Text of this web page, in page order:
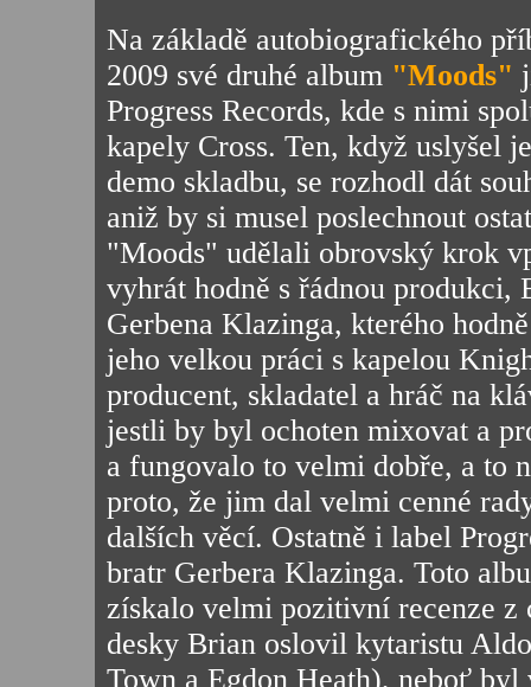
Na základě autobiografického
2009 své druhé album "Moods"
Progress Records, kde s nimi
kapely Cross. Ten, když uslyšel
demo skladbu, se rozhodl dát
aniž by si musel poslechnout
"Moods" udělali obrovský krok
vyhrát hodně s řádnou produkci,
Gerbena Klazinga, kterého
jeho velkou práci s kapelou
producent, skladatel a hráč na
jestli by byl ochoten mixovat a
a fungovalo to velmi dobře, a to
proto, že jim dal velmi cenné
dalších věcí. Ostatně i label
bratr Gerbera Klazinga. Toto
získalo velmi pozitivní recenze z
desky Brian oslovil kytaristu
Town a Egdon Heath), neboť